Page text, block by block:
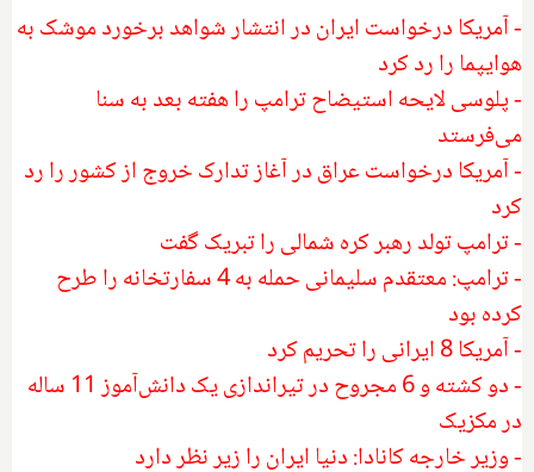
- آمریکا درخواست ایران در انتشار شواهد برخورد موشک به
هوایپما را رد کرد
- پلوسی لایحه استیضاح ترامپ را هفته بعد به سنا
می‌فرستد
- آمریکا درخواست عراق در آغاز تدارک خروج از کشور را رد
کرد
- ترامپ تولد رهبر کره شمالی را تبریک گفت
- ترامپ: معتقدم سلیمانی حمله به 4 سفارتخانه را طرح
کرده بود
- آمریکا 8 ایرانی را تحریم کرد
- دو کشته و 6 مجروح در تیراندازی یک دانش‌آموز 11 ساله
در مکزیک
- وزیر خارجه کانادا: دنیا ایران را زیر نظر دارد